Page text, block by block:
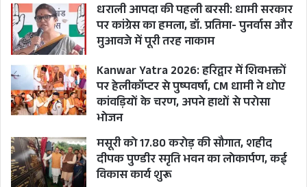
धराली आपदा की पहली बरसी: धामी सरकार
पर कांग्रेस का हमला, डॉ. प्रतिमा- पुनर्वास और
मुआवजे में पूरी तरह नाकाम
Kanwar Yatra 2026: हरिद्वार में शिवभक्तों
पर हेलीकॉप्टर से पुष्पवर्षा, CM धामी ने धोए
कांवड़ियों के चरण, अपने हाथों से परोसा
भोजन
मसूरी को 17.80 करोड़ की सौगात, शहीद
दीपक पुण्डीर स्मृति भवन का लोकार्पण, कई
विकास कार्य शुरू